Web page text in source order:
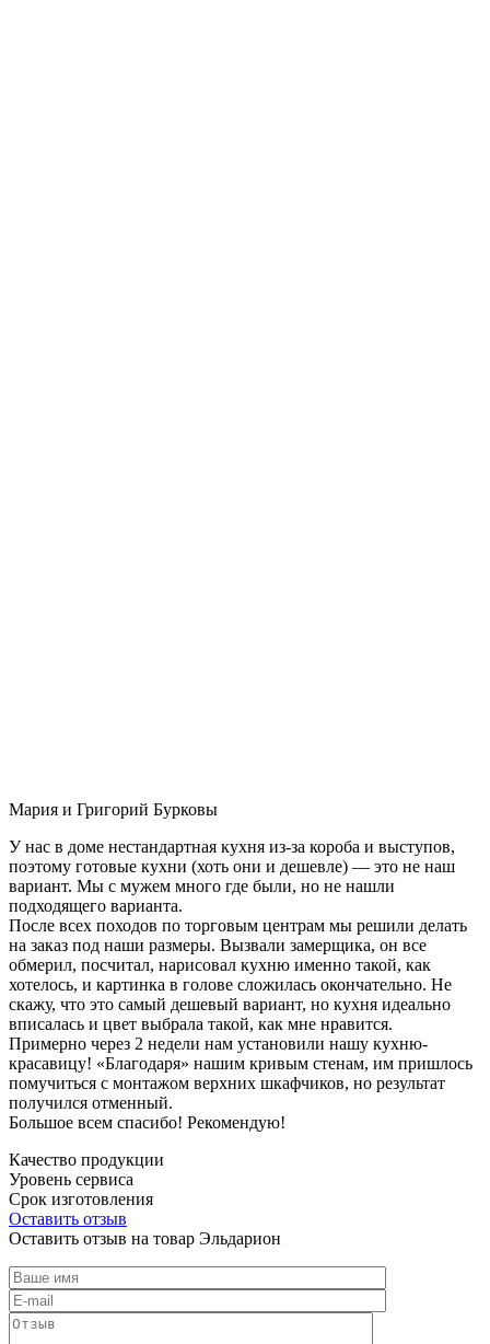
Мария и Григорий Бурковы
У нас в доме нестандартная кухня из-за короба и выступов,
поэтому готовые кухни (хоть они и дешевле) — это не наш
вариант. Мы с мужем много где были, но не нашли
подходящего варианта.
После всех походов по торговым центрам мы решили делать
на заказ под наши размеры. Вызвали замерщика, он все
обмерил, посчитал, нарисовал кухню именно такой, как
хотелось, и картинка в голове сложилась окончательно. Не
скажу, что это самый дешевый вариант, но кухня идеально
вписалась и цвет выбрала такой, как мне нравится.
Примерно через 2 недели нам установили нашу кухню-
красавицу! «Благодаря» нашим кривым стенам, им пришлось
помучиться с монтажом верхних шкафчиков, но результат
получился отменный.
Большое всем спасибо! Рекомендую!
Качество продукции
Уровень сервиса
Срок изготовления
Оставить отзыв
Оставить отзыв на товар Эльдарион